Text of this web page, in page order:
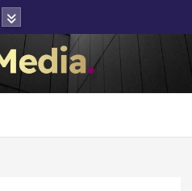
mediální růst a podnikání